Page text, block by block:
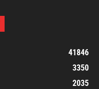
41846
3350
2035